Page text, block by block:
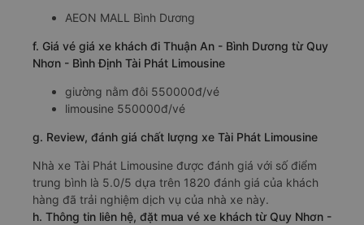
AEON MALL Bình Dương
f. Giá vé giá xe khách đi Thuận An - Bình Dương từ Quy
Nhơn - Bình Định Tài Phát Limousine
giường nằm đôi 550000đ/vé
limousine 550000đ/vé
g. Review, đánh giá chất lượng xe Tài Phát Limousine
Nhà xe Tài Phát Limousine được đánh giá với số điểm
trung bình là 5.0/5 dựa trên 1820 đánh giá của khách
hàng đã trải nghiệm dịch vụ của nhà xe này.
h. Thông tin liên hệ, đặt mua vé xe khách từ Quy Nhơn -